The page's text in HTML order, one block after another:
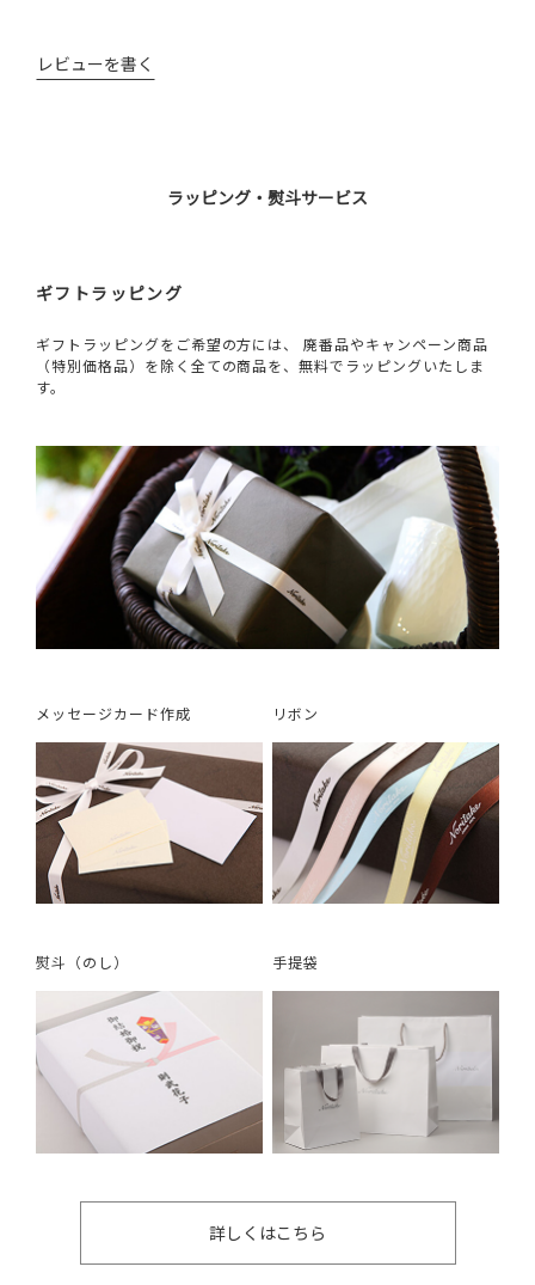
レビューを書く
ラッピング・熨斗サービス
ギフトラッピング
ギフトラッピングをご希望の方には、 廃番品やキャンペーン商品
（特別価格品）を除く全ての商品を、無料でラッピングいたしま
す。
メッセージカード作成 リボン
熨斗（のし） 手提袋
詳しくはこちら